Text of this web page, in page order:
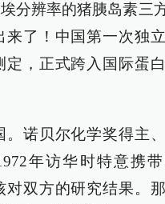
分辨率的猪胰岛素三
来了！中国第一次独
定，正式跨入国际蛋
。诺贝尔化学奖得主
年访华时特意携
对双方的研究结果。